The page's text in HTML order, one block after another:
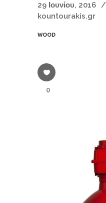
29 Ιουνίου, 2016
kountourakis.gr
WOOD
0